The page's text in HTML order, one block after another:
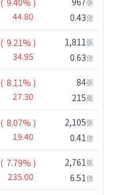
44.80 0.43億
( 9.21% )
34.95
1,811張
0.63億
( 8.11% )
27.30
84張
215萬
( 8.07% )
19.40
2,105張
0.41億
( 7.79% )
235.00
2,761張
6.51億